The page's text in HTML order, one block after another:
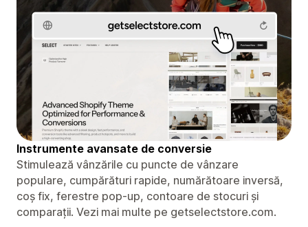
Instrumente avansate de conversie
Stimulează vânzările cu puncte de vânzare
populare, cumpărături rapide, numărătoare inversă,
coș fix, ferestre pop-up, contoare de stocuri și
comparații. Vezi mai multe pe getselectstore.com.